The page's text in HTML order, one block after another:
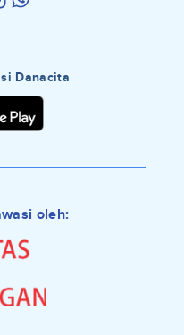
Danacita
oleh: